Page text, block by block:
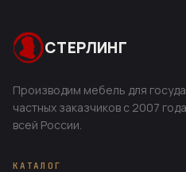
СТЕРЛИНГ
Производим мебель для
частных заказчиков с 2007
всей России.
КАТАЛОГ